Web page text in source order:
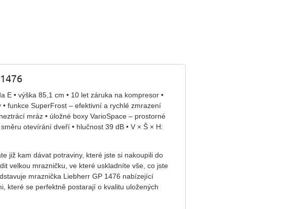
E • výška 85,1 cm • 10 let záruka na kompresor •
funkce SuperFrost – efektivní a rychlé zmrazení
mráz • úložné boxy VarioSpace – prostorné
otevírání dveří • hlučnost 39 dB • V × Š × H:
již kam dávat potraviny, které jste si nakoupili do
velkou mrazničku, ve které uskladníte vše, co jste
mraznička Liebherr GP 1476 nabízející
které se perfektně postarají o kvalitu uložených